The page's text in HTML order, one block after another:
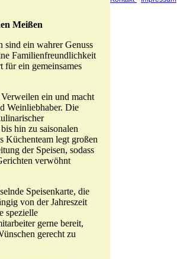
Meißen
sind ein wahrer Genuss
Familienfreundlichkeit
für ein gemeinsames
ein und macht
Weinliebhaber. Die
hin zu saisonalen
Küchenteam legt großen
der Speisen, sodass
verwöhnt
Speisenkarte, die
von der Jahreszeit
spezielle
gerne bereit,
gerecht zu